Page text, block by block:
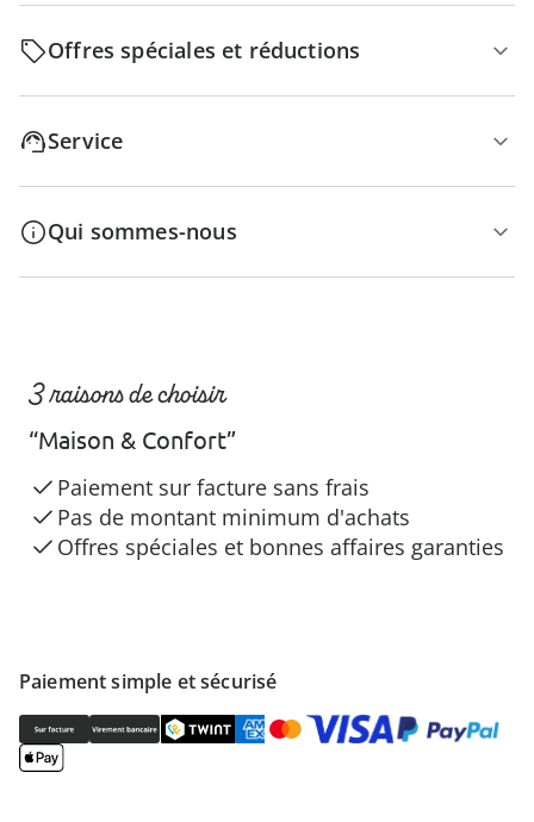
Offres spéciales et réductions
Service
Qui sommes-nous
Paiement simple et sécurisé
3 raisons de choisir
“Maison & Confort”
Paiement sur facture sans frais
Pas de montant minimum d'achats
Offres spéciales et bonnes affaires garanties